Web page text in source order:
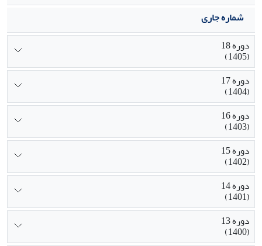
شماره جاری
دوره 18
(1405)
دوره 17
(1404)
دوره 16
(1403)
دوره 15
(1402)
دوره 14
(1401)
دوره 13
(1400)